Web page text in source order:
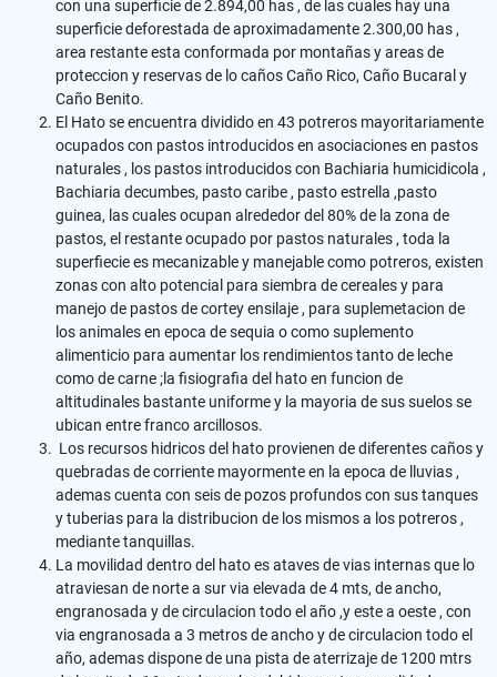
con una superficie de 2.894,00 has , de las cuales hay una
superficie deforestada de aproximadamente 2.300,00 has ,
area restante esta conformada por montañas y areas de
proteccion y reservas de lo caños Caño Rico, Caño Bucaral y
Caño Benito.
El Hato se encuentra dividido en 43 potreros mayoritariamente
ocupados con pastos introducidos en asociaciones en pastos
naturales , los pastos introducidos con Bachiaria humicidicola ,
Bachiaria decumbes, pasto caribe , pasto estrella ,pasto
guinea, las cuales ocupan alrededor del 80% de la zona de
pastos, el restante ocupado por pastos naturales , toda la
superfiecie es mecanizable y manejable como potreros, existen
zonas con alto potencial para siembra de cereales y para
manejo de pastos de cortey ensilaje , para suplemetacion de
los animales en epoca de sequia o como suplemento
alimenticio para aumentar los rendimientos tanto de leche
como de carne ;la fisiografia del hato en funcion de
altitudinales bastante uniforme y la mayoria de sus suelos se
ubican entre franco arcillosos.
Los recursos hidricos del hato provienen de diferentes caños y
quebradas de corriente mayormente en la epoca de lluvias ,
ademas cuenta con seis de pozos profundos con sus tanques
y tuberias para la distribucion de los mismos a los potreros ,
mediante tanquillas.
La movilidad dentro del hato es ataves de vias internas que lo
atraviesan de norte a sur via elevada de 4 mts, de ancho,
engranosada y de circulacion todo el año ,y este a oeste , con
via engranosada a 3 metros de ancho y de circulacion todo el
año, ademas dispone de una pista de aterrizaje de 1200 mtrs